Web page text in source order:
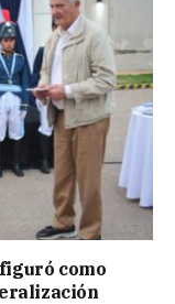
como